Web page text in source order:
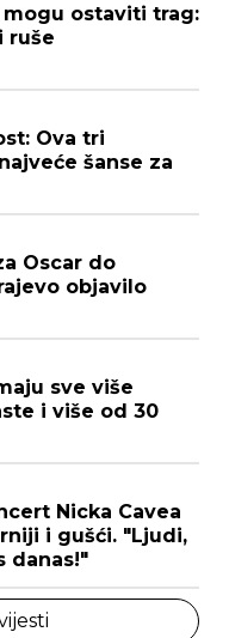
ostaviti trag:
ruše
Ova tri
šanse za
Oscar do
objavilo
sve više
i više od 30
Nicka Cavea
i gušći. "Ljudi,
danas!"